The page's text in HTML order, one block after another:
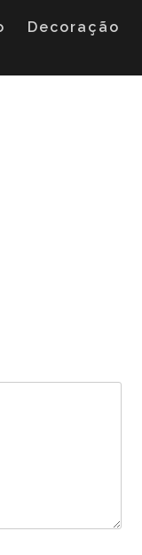
Decoração